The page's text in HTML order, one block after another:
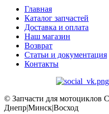
Главная
Каталог запчастей
Доставка и оплата
Наш магазин
Возврат
Статьи и документация
Контакты
© Запчасти для
Днепр|Минск|Восход